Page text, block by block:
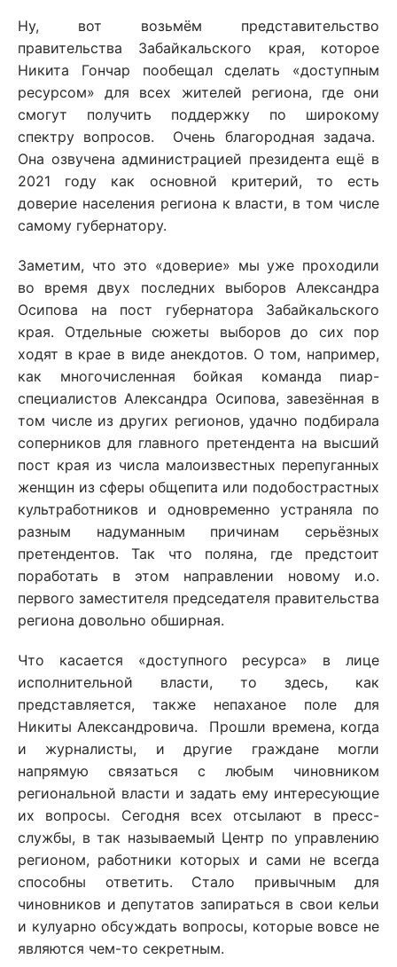
Ну, вот возьмём представительство
правительства Забайкальского края, которое
Никита Гончар пообещал сделать «доступным
ресурсом» для всех жителей региона, где они
смогут получить поддержку по широкому
спектру вопросов. Очень благородная задача.
Она озвучена администрацией президента ещё в
2021 году как основной критерий, то есть
доверие населения региона к власти, в том числе
самому губернатору.
Заметим, что это «доверие» мы уже проходили
во время двух последних выборов Александра
Осипова на пост губернатора Забайкальского
края. Отдельные сюжеты выборов до сих пор
ходят в крае в виде анекдотов. О том, например,
как многочисленная бойкая команда пиар-
специалистов Александра Осипова, завезённая в
том числе из других регионов, удачно подбирала
соперников для главного претендента на высший
пост края из числа малоизвестных перепуганных
женщин из сферы общепита или подобострастных
культработников и одновременно устраняла по
разным надуманным причинам серьёзных
претендентов. Так что поляна, где предстоит
поработать в этом направлении новому и.о.
первого заместителя председателя правительства
региона довольно обширная.
Что касается «доступного ресурса» в лице
исполнительной власти, то здесь, как
представляется, также непаханое поле для
Никиты Александровича. Прошли времена, когда
и журналисты, и другие граждане могли
напрямую связаться с любым чиновником
региональной власти и задать ему интересующие
их вопросы. Сегодня всех отсылают в пресс-
службы, в так называемый Центр по управлению
регионом, работники которых и сами не всегда
способны ответить. Стало привычным для
чиновников и депутатов запираться в свои кельи
и кулуарно обсуждать вопросы, которые вовсе не
являются чем-то секретным.